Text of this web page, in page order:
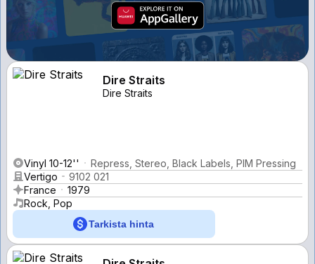
Dire Straits
Dire Straits
Vinyl 10-12''
Repress, Stereo, Black Labels, PIM Pressing
Vertigo
9102 021
France
1979
Rock, Pop
Tarkista hinta